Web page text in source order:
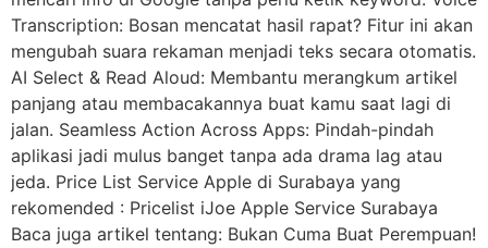
Transcription: Bosan mencatat hasil rapat? Fitur ini akan
mengubah suara rekaman menjadi teks secara otomatis.
AI Select & Read Aloud: Membantu merangkum artikel
panjang atau membacakannya buat kamu saat lagi di
jalan. Seamless Action Across Apps: Pindah-pindah
aplikasi jadi mulus banget tanpa ada drama lag atau
jeda. Price List Service Apple di Surabaya yang
rekomended : Pricelist iJoe Apple Service Surabaya
Baca juga artikel tentang: Bukan Cuma Buat Perempuan!